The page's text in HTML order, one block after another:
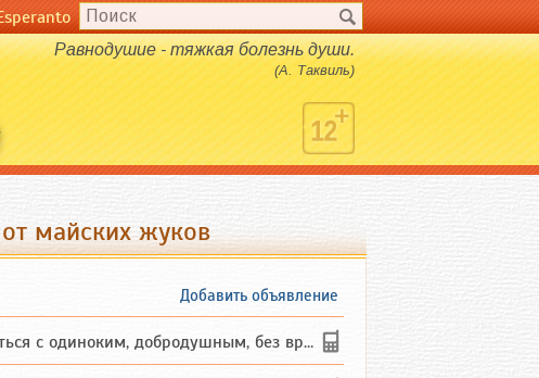
Равнодушие - тяжкая болезнь души.
(А. Таквиль)
майских жуков
Добавить объявление
одиноким, добродушным, без вредных ...